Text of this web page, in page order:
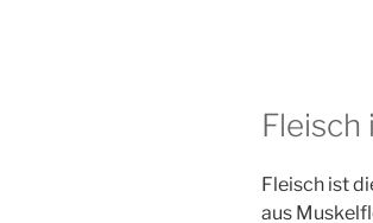
Fleisch
Fleisch ist
aus